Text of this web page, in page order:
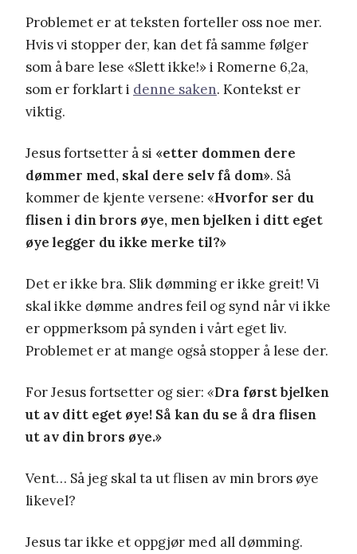
Problemet er at teksten forteller oss noe mer.
Hvis vi stopper der, kan det få samme følger
som å bare lese «Slett ikke!» i Romerne 6,2a,
som er forklart i denne saken. Kontekst er
viktig.
Jesus fortsetter å si «etter dommen dere
dømmer med, skal dere selv få dom». Så
kommer de kjente versene: «Hvorfor ser du
flisen i din brors øye, men bjelken i ditt eget
øye legger du ikke merke til?»
Det er ikke bra. Slik dømming er ikke greit! Vi
skal ikke dømme andres feil og synd når vi ikke
er oppmerksom på synden i vårt eget liv.
Problemet er at mange også stopper å lese der.
For Jesus fortsetter og sier: «Dra først bjelken
ut av ditt eget øye! Så kan du se å dra flisen
ut av din brors øye.»
Vent… Så jeg skal ta ut flisen av min brors øye
likevel?
Jesus tar ikke et oppgjør med all dømming.